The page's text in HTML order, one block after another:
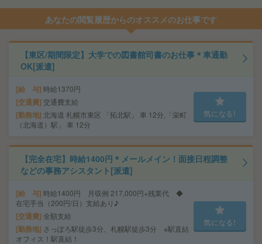
あなたの閲覧履歴からのオススメのお仕事です
【東区/期間限定】大学での図書館司書のお仕事＊車通勤
OK[派遣]
給 与 時給1370円
交通費 交通費支給
勤務地 北海道 札幌市東区 「拓北駅」 車 12分,「栄町
（北海道）駅」 車 12分
気になる!
【完全在宅】時給1400円＊メールメイン！面接日程調整
などの事務アシスタント[派遣]
給 与 時給1400円 月収例 217,000円+残業代 ◆
在宅手当（200円/日）支給あり♪
交通費 全額支給
勤務地 さっぽろ駅徒歩3分、札幌駅徒歩3分 ※駅直結
オフィス！駅直結！
気になる!